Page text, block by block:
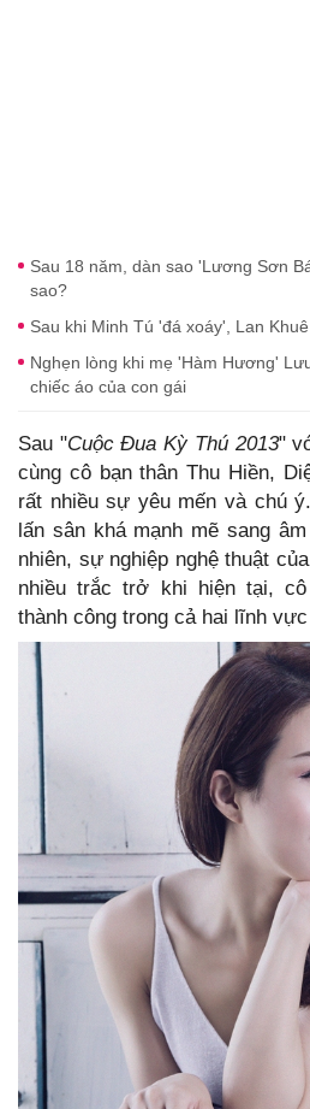
Sau 18 năm, dàn sao 'Lương Sơn
sao?
Sau khi Minh Tú 'đá xoáy', Lan
Nghẹn lòng khi mẹ 'Hàm Hương'
chiếc áo của con gái
Sau "Cuộc Đua Kỳ Thú 2013"
cùng cô bạn thân Thu Hiền,
rất nhiều sự yêu mến và chú
lấn sân khá mạnh mẽ sang
nhiên, sự nghiệp nghệ thuật
nhiều trắc trở khi hiện tại,
thành công trong cả hai lĩnh vực